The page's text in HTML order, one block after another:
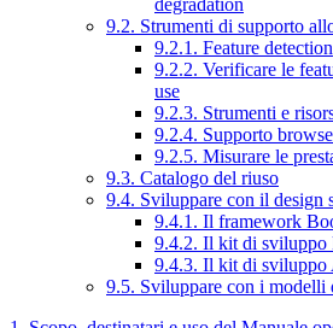
9.2. Strumenti di supporto
9.2.1. Feature detection
9.2.2. Verificare le
use
9.2.3. Strumenti e
9.2.4. Supporto
9.2.5. Misurare le
9.3. Catalogo del riuso
9.4. Sviluppare con il design
9.4.1. Il framework
9.4.2. Il kit di sviluppo
9.4.3. Il kit di sviluppo
9.5. Sviluppare con i modelli